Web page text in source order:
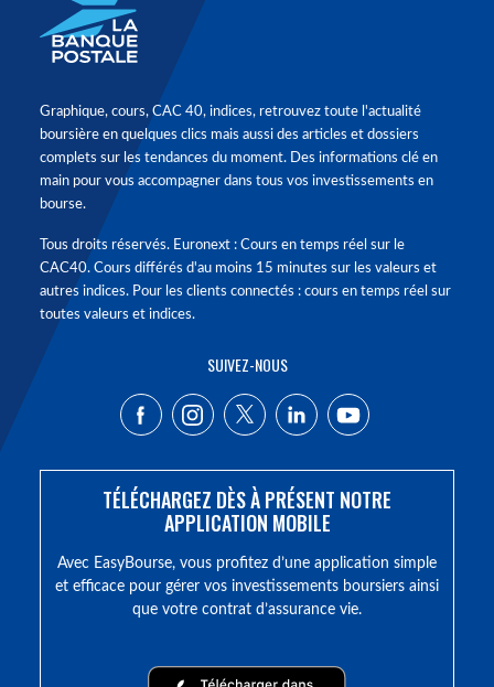
Graphique, cours, CAC 40, indices, retrouvez toute l'actualité
boursière en quelques clics mais aussi des articles et dossiers
complets sur les tendances du moment. Des informations clé en
main pour vous accompagner dans tous vos investissements en
bourse.
Tous droits réservés. Euronext : Cours en temps réel sur le
CAC40. Cours différés d'au moins 15 minutes sur les valeurs et
autres indices. Pour les clients connectés : cours en temps réel sur
toutes valeurs et indices.
SUIVEZ-NOUS
TÉLÉCHARGEZ DÈS À PRÉSENT NOTRE
APPLICATION MOBILE
Avec EasyBourse, vous profitez d’une application simple
et efficace pour gérer vos investissements boursiers ainsi
que votre contrat d’assurance vie.